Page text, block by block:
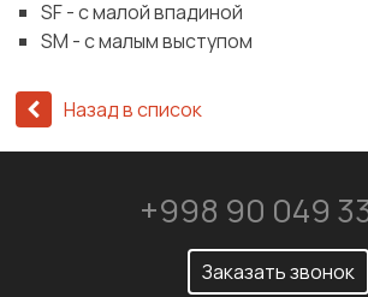
SF - с малой впадиной
SM - с малым выступом
Назад в список
+998 90 049
Заказать звонок